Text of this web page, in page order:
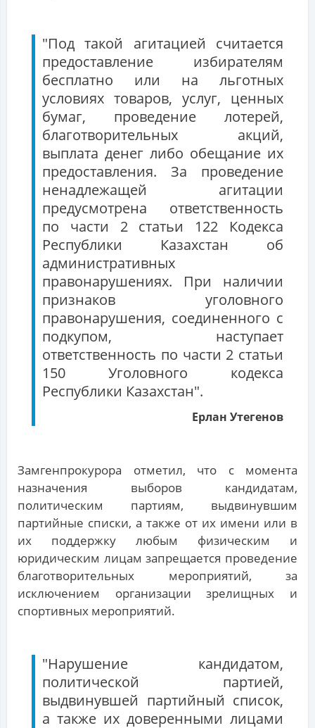
"Под такой агитацией считается
предоставление избирателям
бесплатно или на льготных
условиях товаров, услуг, ценных
бумаг, проведение лотерей,
благотворительных акций,
выплата денег либо обещание их
предоставления. За проведение
ненадлежащей агитации
предусмотрена ответственность
по части 2 статьи 122 Кодекса
Республики Казахстан об
административных
правонарушениях. При наличии
признаков уголовного
правонарушения, соединенного с
подкупом, наступает
ответственность по части 2 статьи
150 Уголовного кодекса
Республики Казахстан".
Ерлан Утегенов
Замгенпрокурора отметил, что с момента
назначения выборов кандидатам,
политическим партиям, выдвинувшим
партийные списки, а также от их имени или в
их поддержку любым физическим и
юридическим лицам запрещается проведение
благотворительных мероприятий, за
исключением организации зрелищных и
спортивных мероприятий.
"Нарушение кандидатом,
политической партией,
выдвинувшей партийный список,
а также их доверенными лицами